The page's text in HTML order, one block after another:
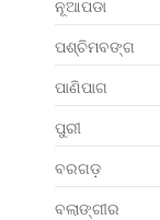
ନୂଆପଡା
ପଶ୍ଚିମବଙ୍ଗ
ପାଣିପାଗ
ପୁରୀ
ବରଗଡ଼
ବଲାଙ୍ଗୀର